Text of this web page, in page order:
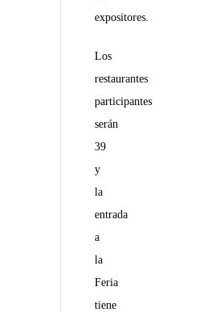
expositores.
Los
restaurantes
participantes
serán
39
y
la
entrada
a
la
Feria
tiene